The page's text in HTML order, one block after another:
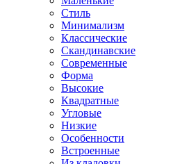
Стиль
Минимализм
Классические
Скандинавские
Современные
Форма
Высокие
Квадратные
Угловые
Низкие
Особенности
Встроенные